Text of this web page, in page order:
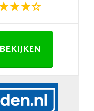
BEKIJKEN